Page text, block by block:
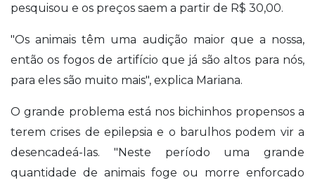
pesquisou e os preços saem a partir de R$ 30,00.
"Os animais têm uma audição maior que a nossa,
então os fogos de artifício que já são altos para nós,
para eles são muito mais", explica Mariana.
O grande problema está nos bichinhos propensos a
terem crises de epilepsia e o barulhos podem vir a
desencadeá-las. "Neste período uma grande
quantidade de animais foge ou morre enforcado